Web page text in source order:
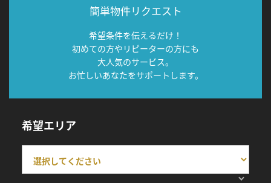
簡単物件リクエスト
希望条件を伝えるだけ！
初めての方やリピーターの方にも
大人気のサービス。
お忙しいあなたをサポートします。
希望エリア